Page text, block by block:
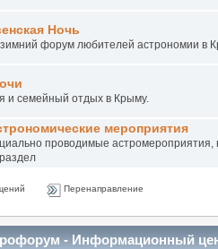
Ночь
форум любителей астрономии в
и семейный отдых в Крыму.
мероприятия
проводимые
Перенаправление
- Информационный